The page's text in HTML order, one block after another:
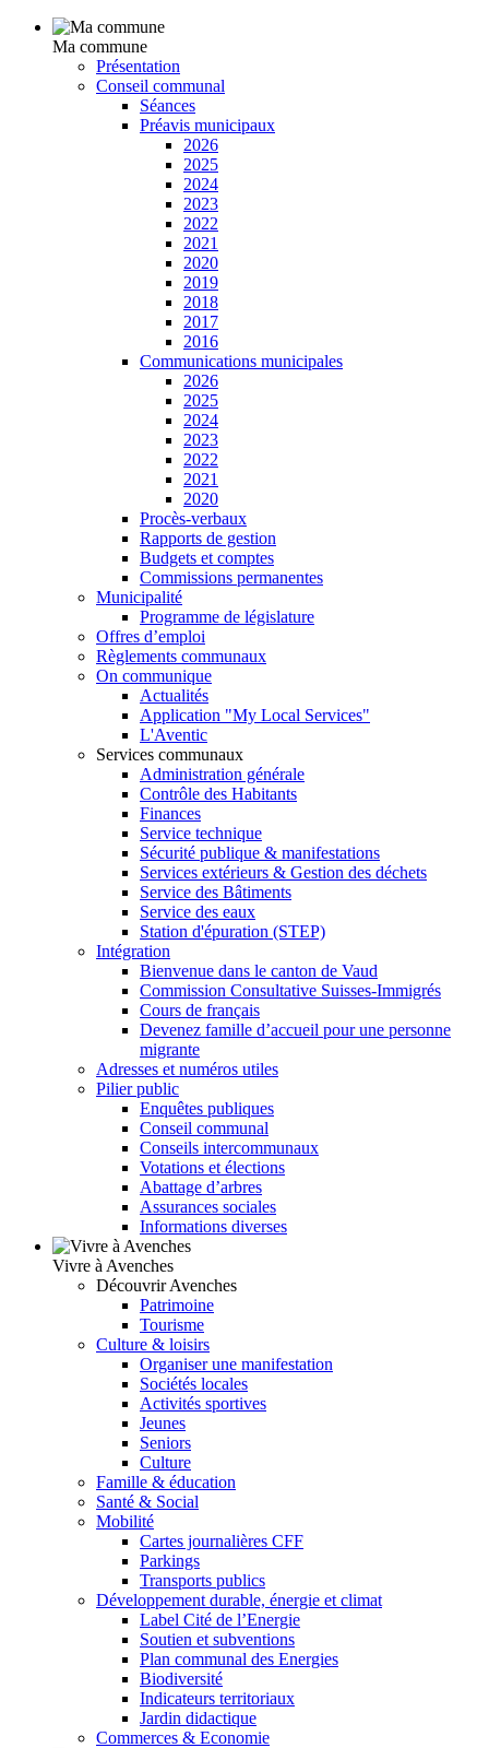
Ma commune
Présentation
Conseil communal
Séances
Préavis municipaux
2026
2025
2024
2023
2022
2021
2020
2019
2018
2017
2016
Communications municipales
2026
2025
2024
2023
2022
2021
2020
Procès-verbaux
Rapports de gestion
Budgets et comptes
Commissions permanentes
Municipalité
Programme de législature
Offres d’emploi
Règlements communaux
On communique
Actualités
Application "My Local Services"
L'Aventic
Services communaux
Administration générale
Contrôle des Habitants
Finances
Service technique
Sécurité publique & manifestations
Services extérieurs & Gestion des déchets
Service des Bâtiments
Service des eaux
Station d'épuration (STEP)
Intégration
Bienvenue dans le canton de Vaud
Commission Consultative Suisses-Immigrés
Cours de français
Devenez famille d’accueil pour une personne
migrante
Adresses et numéros utiles
Pilier public
Enquêtes publiques
Conseil communal
Conseils intercommunaux
Votations et élections
Abattage d’arbres
Assurances sociales
Informations diverses
Vivre à Avenches
Découvrir Avenches
Patrimoine
Tourisme
Culture & loisirs
Organiser une manifestation
Sociétés locales
Activités sportives
Jeunes
Seniors
Culture
Famille & éducation
Santé & Social
Mobilité
Cartes journalières CFF
Parkings
Transports publics
Développement durable, énergie et climat
Label Cité de l’Energie
Soutien et subventions
Plan communal des Energies
Biodiversité
Indicateurs territoriaux
Jardin didactique
Commerces & Economie